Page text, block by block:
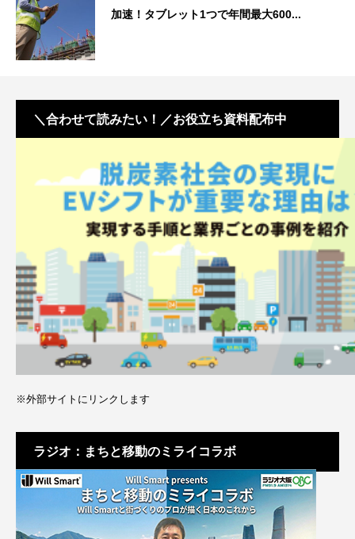
加速！タブレット1つで年間最大600...
＼合わせて読みたい！／お役立ち資料配布中
※外部サイトにリンクします
ラジオ：まちと移動のミライコラボ